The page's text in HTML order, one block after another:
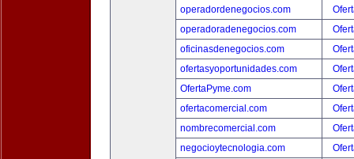
operadordenegocios.com
operadoradenegocios.com
oficinasdenegocios.com
ofertasyoportunidades.com
OfertaPyme.com
ofertacomercial.com
nombrecomercial.com
negocioytecnologia.com